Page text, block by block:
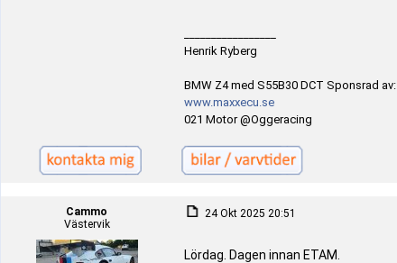
Henrik Ryberg
BMW Z4 med S55B30 DCT Sponsrad av:
www.maxxecu.se
021 Motor @Oggeracing
Cammo
Västervik
24 Okt 2025 20:51
Lördag. Dagen innan ETAM.